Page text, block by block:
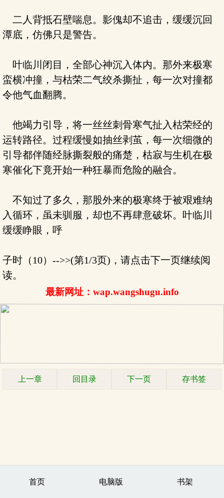
二人背抵石壁喘息。影傀却不追击，缓缓沉回
潭底，仿佛只是警告。
叶临川闭目，全部心神沉入体内。那外来极寒
蛮横冲撞，与枯荣二气绞杀撕扯，每一次对撞都
令他气血翻腾。
他竭力引导，将一丝丝刺骨寒气扯入枯荣经的
运转路径。过程缓慢如抽丝剥茧，每一次细微的
引导都伴随经脉撕裂般的痛楚，枯寂与生机在极
寒催化下竟开始一种狂暴而危险的融合。
不知过了多久，那股外来的极寒终于被艰难纳
入循环，虽未驯服，却也不再肆意破坏。叶临川
缓缓睁眼，呼
子时（10）-->>(第1/3页)，请点击下一页继续阅
读。
最新网址：wap.wangshugu.info
上一章 回目录 下一页 存书签
首页 电脑版 书架